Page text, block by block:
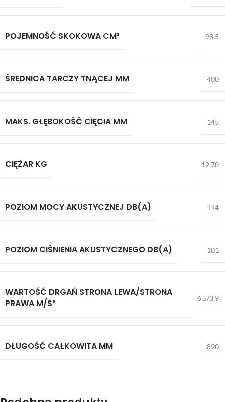
POJEMNOŚĆ SKOKOWA CM³ 98,5
ŚREDNICA TARCZY TNĄCEJ MM 400
MAKS. GŁĘBOKOŚĆ CIĘCIA MM 145
CIĘŻAR KG 12,70
POZIOM MOCY AKUSTYCZNEJ DB(A) 114
POZIOM CIŚNIENIA AKUSTYCZNEGO DB(A) 101
WARTOŚĆ DRGAŃ STRONA LEWA/STRONA
PRAWA M/S²
6,5/3,9
DŁUGOŚĆ CAŁKOWITA MM 890